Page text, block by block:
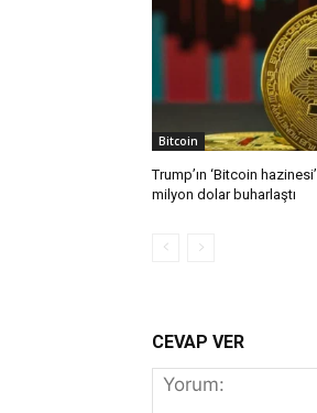
Bitcoin
Trump’ın ‘Bitcoin
milyon dolar buharlaştı
CEVAP VER